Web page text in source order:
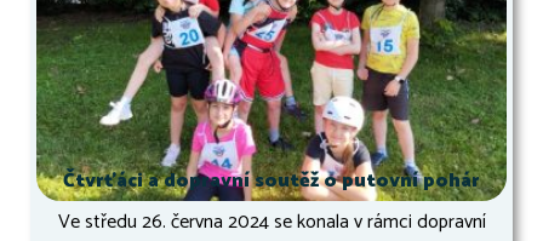
Čtvrťáci a dopravní soutěž o putovní pohár
Ve středu 26. června 2024 se konala v rámci dopravní